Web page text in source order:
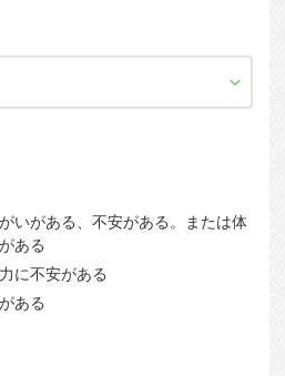
いがある、不安がある。または体
ある
に不安がある
ある